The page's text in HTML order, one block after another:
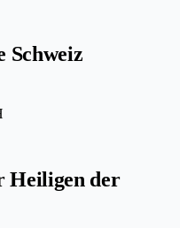
Schweiz
Heiligen der